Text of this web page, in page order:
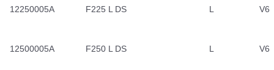
12250005A F225 L DS L V6
12500005A F250 L DS L V6